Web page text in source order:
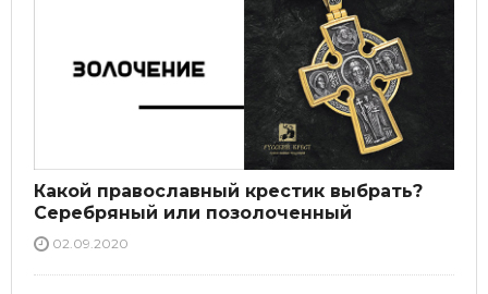
Какой православный крестик выбрать?
Серебряный или позолоченный
02.09.2020